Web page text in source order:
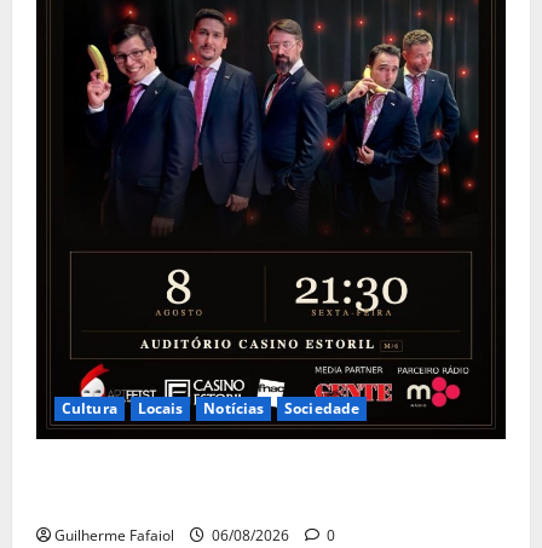
Cultura Locais Notícias Sociedade
Guilherme Fafaiol 06/08/2026 0